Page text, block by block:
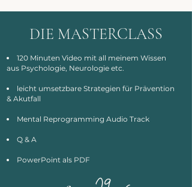
DIE MASTERCLASS
120 Minuten Video mit all meinem Wissen
aus Psychologie, Neurologie etc.
leicht umsetzbare Strategien für Prävention
& Akutfall
Mental Reprogramming Audio Track
Q & A
PowerPoint als PDF